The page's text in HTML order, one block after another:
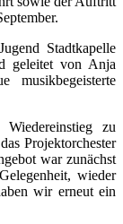
Stadtkapelle
geleitet von Anja
musikbegeisterte
zu
Projektorchester
war zunächst
wieder
wir erneut ein